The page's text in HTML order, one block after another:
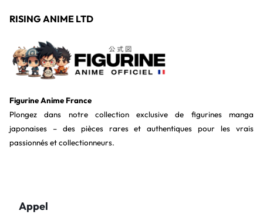
RISING ANIME LTD
Figurine Anime France
Plongez dans notre collection exclusive de figurines manga
japonaises – des pièces rares et authentiques pour les vrais
passionnés et collectionneurs.
Appel